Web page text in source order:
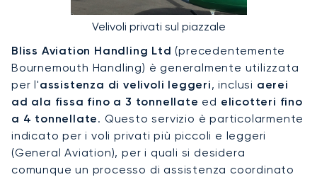
Velivoli privati sul piazzale
Bliss Aviation Handling Ltd (precedentemente
Bournemouth Handling) è generalmente utilizzata
per l'assistenza di velivoli leggeri, inclusi aerei
ad ala fissa fino a 3 tonnellate ed elicotteri fino
a 4 tonnellate. Questo servizio è particolarmente
indicato per i voli privati più piccoli e leggeri
(General Aviation), per i quali si desidera
comunque un processo di assistenza coordinato